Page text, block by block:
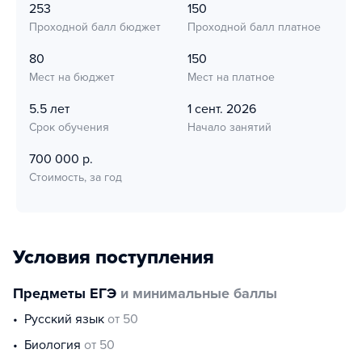
253
Проходной балл бюджет
150
Проходной балл платное
80
Мест на бюджет
150
Мест на платное
5.5 лет
Срок обучения
1 сент. 2026
Начало занятий
700 000 р.
Стоимость, за год
Условия поступления
Предметы ЕГЭ и минимальные баллы
русский язык от 50
биология от 50